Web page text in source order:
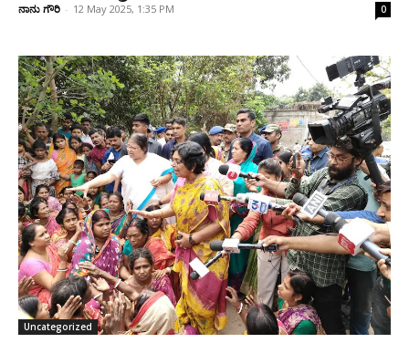
ನಾನು ಗೌರಿ - 12 May 2025, 1:35 PM 0
Uncategorized